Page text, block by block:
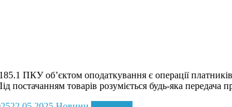
ПКУ об’єктом оподаткування є операції
постачанням товарів розуміється будь-яка передача